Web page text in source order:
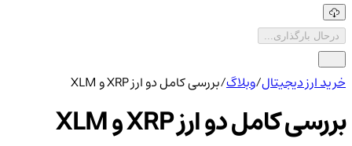
درحال بارگذاری...
خرید ارز دیجیتال/وبلاگ/بررسی کامل دو ارز XRP و XLM
بررسی کامل دو ارز XRP و XLM